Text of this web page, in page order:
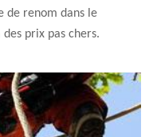
de renom dans le
prix pas chers.